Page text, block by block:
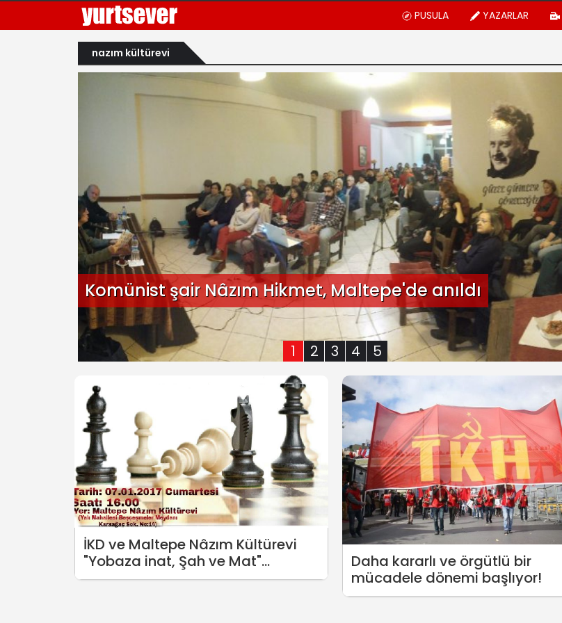
PUSULA YAZARLAR
nazım kültürevi
1 2 3 4 5
Komünist şair Nâzım Hikmet, Maltepe'de anıldı
İKD ve Maltepe Nâzım Kültürevi
"Yobaza inat, Şah ve Mat"
demeye çağırıyor
Daha kararlı ve örgütlü bir
mücadele dönemi başlıyor!